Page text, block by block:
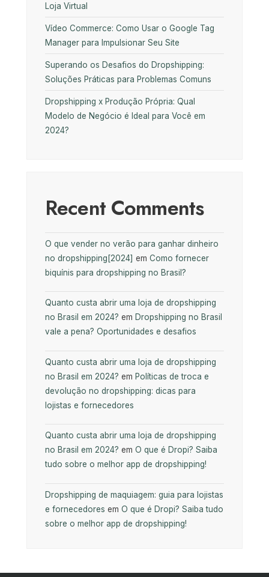
Loja Virtual
Vídeo Commerce: Como Usar o Google Tag
Manager para Impulsionar Seu Site
Superando os Desafios do Dropshipping:
Soluções Práticas para Problemas Comuns
Dropshipping x Produção Própria: Qual
Modelo de Negócio é Ideal para Você em
2024?
Recent Comments
O que vender no verão para ganhar dinheiro
no dropshipping[2024] em Como fornecer
biquínis para dropshipping no Brasil?
Quanto custa abrir uma loja de dropshipping
no Brasil em 2024? em Dropshipping no Brasil
vale a pena? Oportunidades e desafios
Quanto custa abrir uma loja de dropshipping
no Brasil em 2024? em Políticas de troca e
devolução no dropshipping: dicas para
lojistas e fornecedores
Quanto custa abrir uma loja de dropshipping
no Brasil em 2024? em O que é Dropi? Saiba
tudo sobre o melhor app de dropshipping!
Dropshipping de maquiagem: guia para lojistas
e fornecedores em O que é Dropi? Saiba tudo
sobre o melhor app de dropshipping!